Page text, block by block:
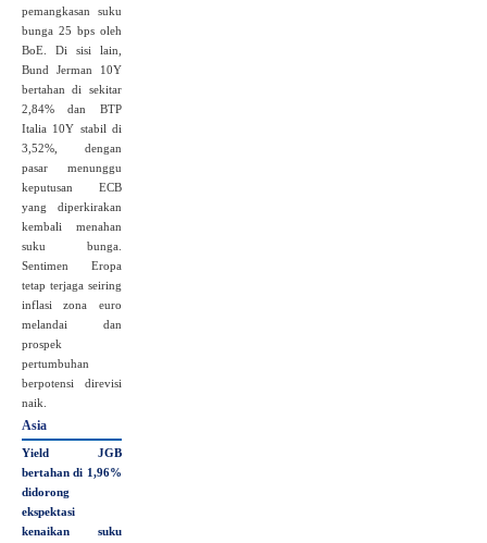
pemangkasan suku
bunga 25 bps oleh
BoE. Di sisi lain,
Bund Jerman 10Y
bertahan di sekitar
2,84% dan BTP
Italia 10Y stabil di
3,52%, dengan
pasar menunggu
keputusan ECB
yang diperkirakan
kembali menahan
suku bunga.
Sentimen Eropa
tetap terjaga seiring
inflasi zona euro
melandai dan
prospek
pertumbuhan
berpotensi direvisi
naik.
Asia
Yield JGB
bertahan di 1,96%
didorong
ekspektasi
kenaikan suku